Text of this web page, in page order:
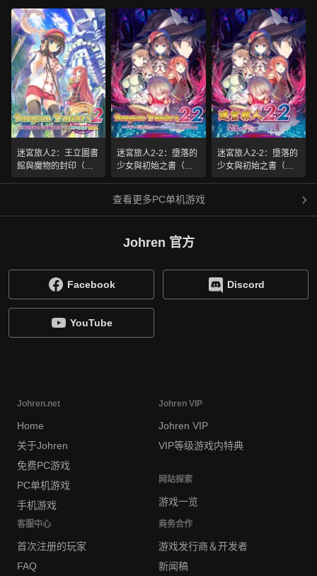
迷宮旅人2：王立圖書
館與魔物的封印（英
迷宮旅人2-2：墮落的
少女與初始之書（英
迷宮旅人2-2：墮落的
少女與初始之書（繁
查看更多PC单机游戏
Johren 官方
Facebook Discord
YouTube
Johren.net
Home
关于Johren
免费PC游戏
PC单机游戏
手机游戏
Johren VIP
Johren VIP
VIP等级游戏内特典
网站探索
游戏一览
客服中心
首次注册的玩家
FAQ
商务合作
游戏发行商＆开发者
新闻稿